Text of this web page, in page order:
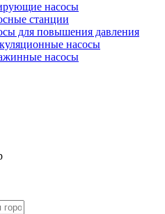
насосы
станции
для повышения давления
насосы
насосы